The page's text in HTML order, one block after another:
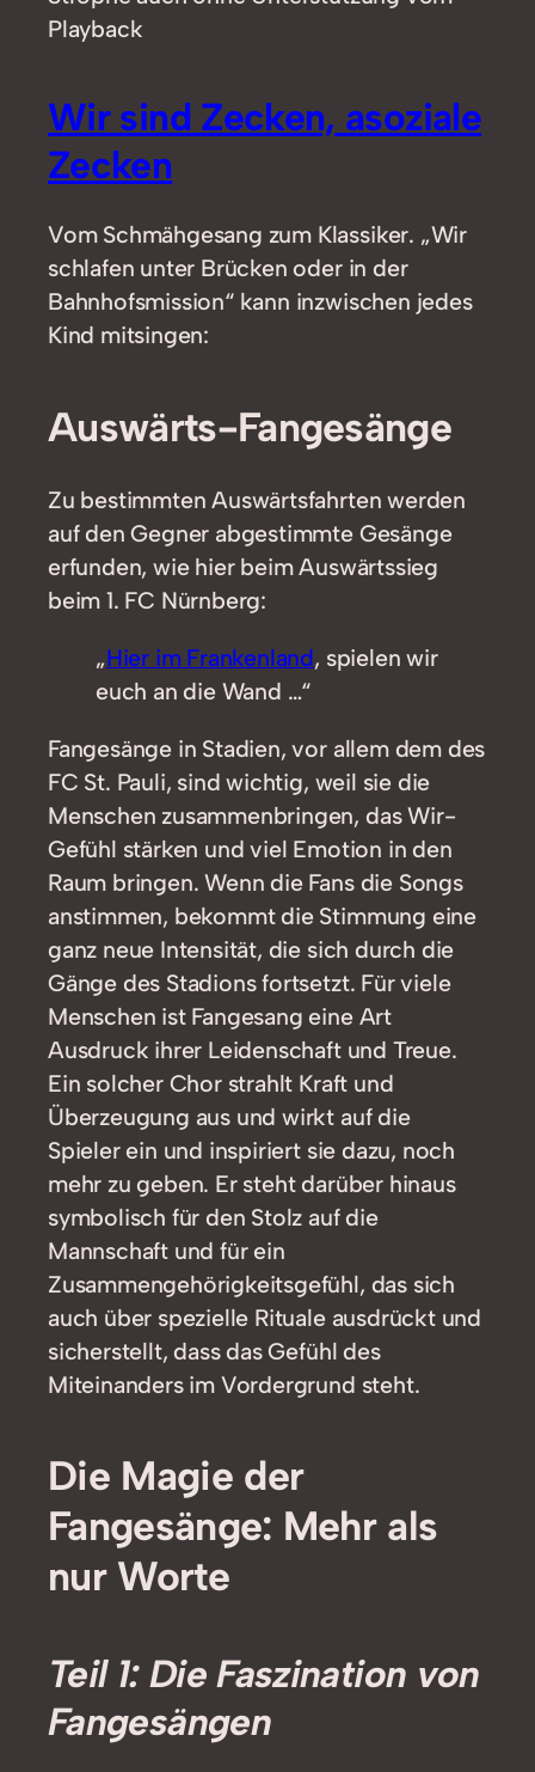
Playback
Wir sind Zecken, asoziale
Zecken
Vom Schmähgesang zum Klassiker. „Wir
schlafen unter Brücken oder in der
Bahnhofsmission“ kann inzwischen jedes
Kind mitsingen:
Auswärts-Fangesänge
Zu bestimmten Auswärtsfahrten werden
auf den Gegner abgestimmte Gesänge
erfunden, wie hier beim Auswärtssieg
beim 1. FC Nürnberg:
„Hier im Frankenland, spielen wir
euch an die Wand …“
Fangesänge in Stadien, vor allem dem des
FC St. Pauli, sind wichtig, weil sie die
Menschen zusammenbringen, das Wir-
Gefühl stärken und viel Emotion in den
Raum bringen. Wenn die Fans die Songs
anstimmen, bekommt die Stimmung eine
ganz neue Intensität, die sich durch die
Gänge des Stadions fortsetzt. Für viele
Menschen ist Fangesang eine Art
Ausdruck ihrer Leidenschaft und Treue.
Ein solcher Chor strahlt Kraft und
Überzeugung aus und wirkt auf die
Spieler ein und inspiriert sie dazu, noch
mehr zu geben. Er steht darüber hinaus
symbolisch für den Stolz auf die
Mannschaft und für ein
Zusammengehörigkeitsgefühl, das sich
auch über spezielle Rituale ausdrückt und
sicherstellt, dass das Gefühl des
Miteinanders im Vordergrund steht.
Die Magie der
Fangesänge: Mehr als
nur Worte
Teil 1: Die Faszination von
Fangesängen